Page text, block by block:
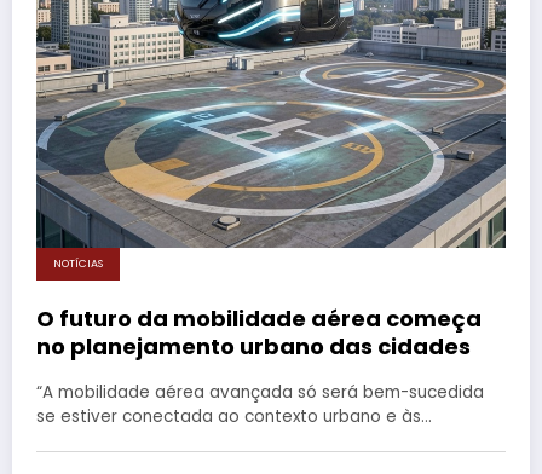
NOTÍCIAS
O futuro da mobilidade aérea começa
no planejamento urbano das cidades
“A mobilidade aérea avançada só será bem-sucedida
se estiver conectada ao contexto urbano e às…